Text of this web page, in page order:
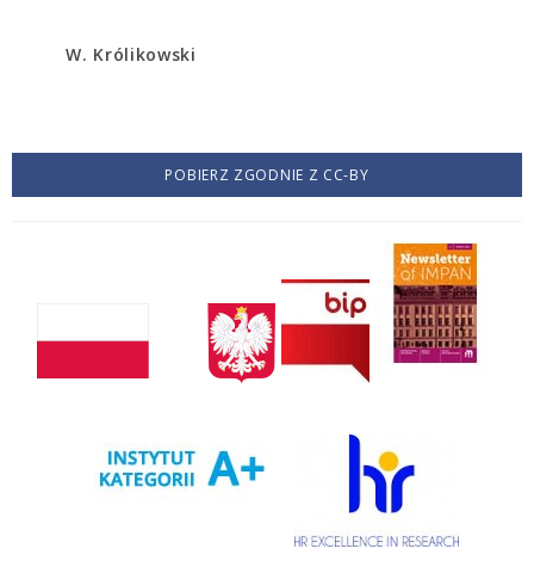
W. Królikowski
POBIERZ ZGODNIE Z CC-BY